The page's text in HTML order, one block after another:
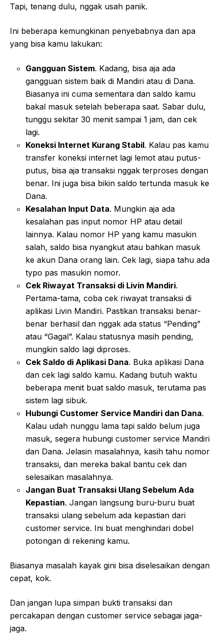
Tapi, tenang dulu, nggak usah panik.
Ini beberapa kemungkinan penyebabnya dan apa
yang bisa kamu lakukan:
Gangguan Sistem. Kadang, bisa aja ada
gangguan sistem baik di Mandiri atau di Dana.
Biasanya ini cuma sementara dan saldo kamu
bakal masuk setelah beberapa saat. Sabar dulu,
tunggu sekitar 30 menit sampai 1 jam, dan cek
lagi.
Koneksi Internet Kurang Stabil. Kalau pas kamu
transfer koneksi internet lagi lemot atau putus-
putus, bisa aja transaksi nggak terproses dengan
benar. Ini juga bisa bikin saldo tertunda masuk ke
Dana.
Kesalahan Input Data. Mungkin aja ada
kesalahan pas input nomor HP atau detail
lainnya. Kalau nomor HP yang kamu masukin
salah, saldo bisa nyangkut atau bahkan masuk
ke akun Dana orang lain. Cek lagi, siapa tahu ada
typo pas masukin nomor.
Cek Riwayat Transaksi di Livin Mandiri.
Pertama-tama, coba cek riwayat transaksi di
aplikasi Livin Mandiri. Pastikan transaksi benar-
benar berhasil dan nggak ada status “Pending”
atau “Gagal”. Kalau statusnya masih pending,
mungkin saldo lagi diproses.
Cek Saldo di Aplikasi Dana. Buka aplikasi Dana
dan cek lagi saldo kamu. Kadang butuh waktu
beberapa menit buat saldo masuk, terutama pas
sistem lagi sibuk.
Hubungi Customer Service Mandiri dan Dana.
Kalau udah nunggu lama tapi saldo belum juga
masuk, segera hubungi customer service Mandiri
dan Dana. Jelasin masalahnya, kasih tahu nomor
transaksi, dan mereka bakal bantu cek dan
selesaikan masalahnya.
Jangan Buat Transaksi Ulang Sebelum Ada
Kepastian. Jangan langsung buru-buru buat
transaksi ulang sebelum ada kepastian dari
customer service. Ini buat menghindari dobel
potongan di rekening kamu.
Biasanya masalah kayak gini bisa diselesaikan dengan
cepat, kok.
Dan jangan lupa simpan bukti transaksi dan
percakapan dengan customer service sebagai jaga-
jaga.